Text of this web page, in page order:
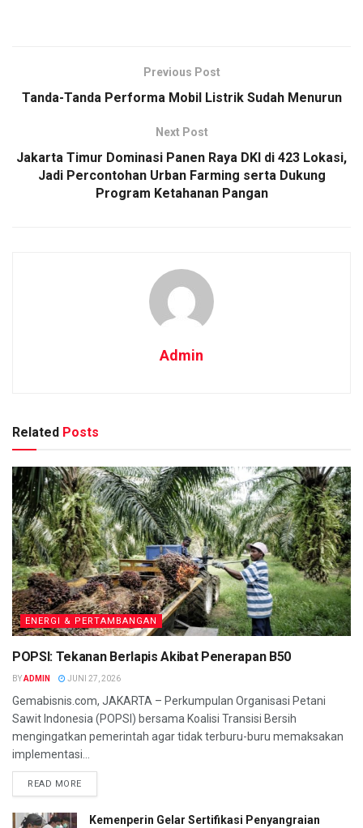
Previous Post
Tanda-Tanda Performa Mobil Listrik Sudah Menurun
Next Post
Jakarta Timur Dominasi Panen Raya DKI di 423 Lokasi,
Jadi Percontohan Urban Farming serta Dukung
Program Ketahanan Pangan
Admin
Related Posts
ENERGI & PERTAMBANGAN
POPSI: Tekanan Berlapis Akibat Penerapan B50
BYADMIN JUNI 27, 2026
Gemabisnis.com, JAKARTA – Perkumpulan Organisasi Petani
Sawit Indonesia (POPSI) bersama Koalisi Transisi Bersih
mengingatkan pemerintah agar tidak terburu-buru memaksakan
implementasi...
READ MORE
Kemenperin Gelar Sertifikasi Penyangraian